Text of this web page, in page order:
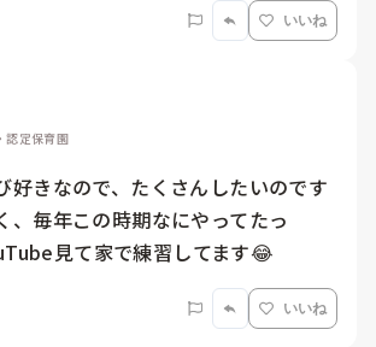
いいね
認定保育園
好きなので、たくさんしたいのです
、毎年この時期なにやってたっ
見て家で練習してます😂
いいね